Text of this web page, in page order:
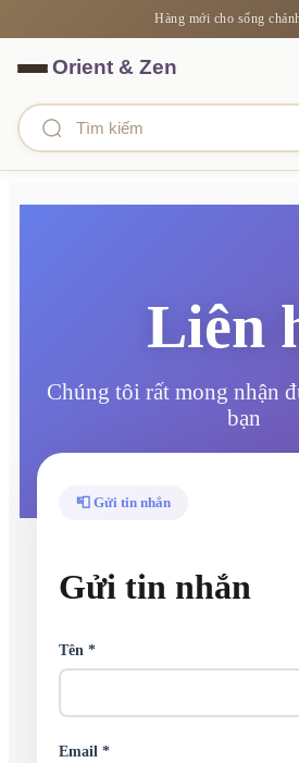
Hàng mới cho sống
Liên
Chúng tôi rất mong nhận
bạn
📮 Gửi tin nhắn
Gửi tin nhắn
Tên *
Email *